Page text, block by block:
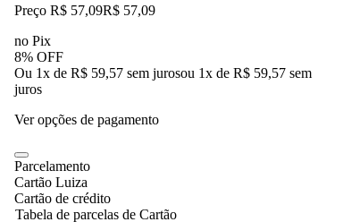
Preço R$ 57,09R$ 57,09
no Pix
8% OFF
Ou 1x de R$ 59,57 sem jurosou 1x de R$ 59,57 sem
juros
Ver opções de pagamento
Parcelamento
Cartão Luiza
Cartão de crédito
Tabela de parcelas de Cartão